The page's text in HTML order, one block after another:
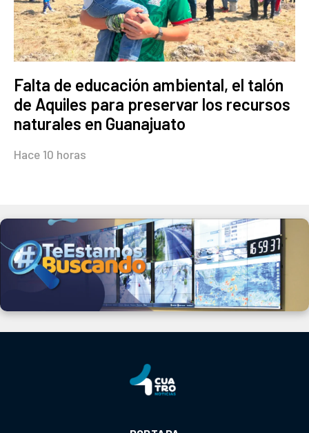
Falta de educación ambiental, el talón
de Aquiles para preservar los recursos
naturales en Guanajuato
Hace 10 horas